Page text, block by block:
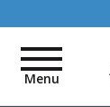
Toggle
navigation
Menu